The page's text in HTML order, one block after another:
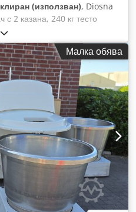
(използван), Diosna
2 казана, 240 кг тесто
колела и честотен
контролен панел Diosna
Измерване на
за месене Бързи
По-ниско затопляне на
Оптимален за всички
с брашно: 150 кг Капацитет
Малка обява